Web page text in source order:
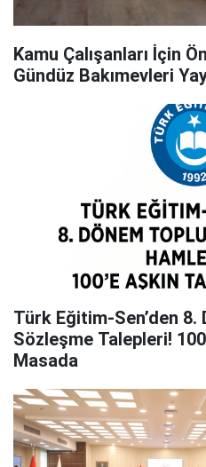
Kamu Çalışanları İçin
Gündüz Bakımevleri
Türk Eğitim-Sen’den 8.
Sözleşme Talepleri!
Masada